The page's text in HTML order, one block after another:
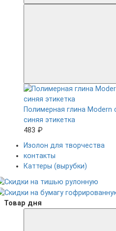
Полимерная глина
синяя этикетка
483 ₽
Изолон для творчества
контакты
Каттеры (вырубки)
Товар дня